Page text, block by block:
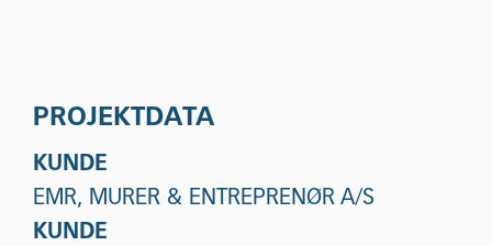
PROJEKTDATA
KUNDE
EMR, MURER & ENTREPRENØR A/S
KUNDE